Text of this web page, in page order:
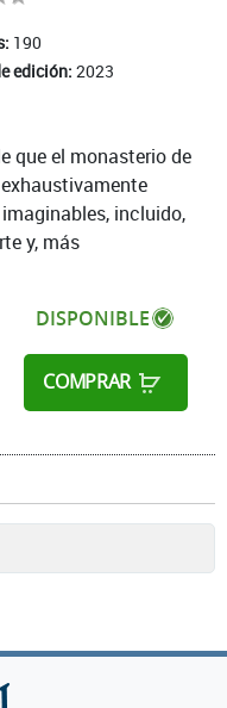
190
edición: 2023
DISPONIBLE
COMPRAR
que el monasterio de
incluido,
y, más